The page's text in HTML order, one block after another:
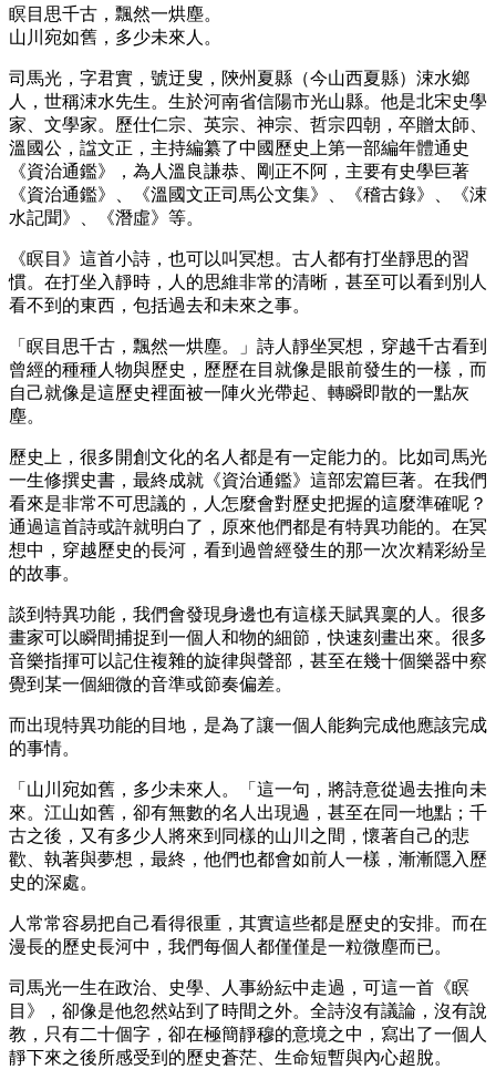
瞑目思千古，飄然一烘塵。
山川宛如舊，多少未來人。
司馬光，字君實，號迂叟，陝州夏縣（今山西夏縣）涑水鄉
人，世稱涑水先生。生於河南省信陽市光山縣。他是北宋史學
家、文學家。歷仕仁宗、英宗、神宗、哲宗四朝，卒贈太師、
溫國公，諡文正，主持編纂了中國歷史上第一部編年體通史
《資治通鑑》，為人溫良謙恭、剛正不阿，主要有史學巨著
《資治通鑑》、《溫國文正司馬公文集》、《稽古錄》、《涑
水記聞》、《潛虛》等。
《瞑目》這首小詩，也可以叫冥想。古人都有打坐靜思的習
慣。在打坐入靜時，人的思維非常的清晰，甚至可以看到別人
看不到的東西，包括過去和未來之事。
「瞑目思千古，飄然一烘塵。」詩人靜坐冥想，穿越千古看到
曾經的種種人物與歷史，歷歷在目就像是眼前發生的一樣，而
自己就像是這歷史裡面被一陣火光帶起、轉瞬即散的一點灰
塵。
歷史上，很多開創文化的名人都是有一定能力的。比如司馬光
一生修撰史書，最終成就《資治通鑑》這部宏篇巨著。在我們
看來是非常不可思議的，人怎麼會對歷史把握的這麼準確呢？
通過這首詩或許就明白了，原來他們都是有特異功能的。在冥
想中，穿越歷史的長河，看到過曾經發生的那一次次精彩紛呈
的故事。
談到特異功能，我們會發現身邊也有這樣天賦異稟的人。很多
畫家可以瞬間捕捉到一個人和物的細節，快速刻畫出來。很多
音樂指揮可以記住複雜的旋律與聲部，甚至在幾十個樂器中察
覺到某一個細微的音準或節奏偏差。
而出現特異功能的目地，是為了讓一個人能夠完成他應該完成
的事情。
「山川宛如舊，多少未來人。「這一句，將詩意從過去推向未
來。江山如舊，卻有無數的名人出現過，甚至在同一地點；千
古之後，又有多少人將來到同樣的山川之間，懷著自己的悲
歡、執著與夢想，最終，他們也都會如前人一樣，漸漸隱入歷
史的深處。
人常常容易把自己看得很重，其實這些都是歷史的安排。而在
漫長的歷史長河中，我們每個人都僅僅是一粒微塵而已。
司馬光一生在政治、史學、人事紛紜中走過，可這一首《瞑
目》，卻像是他忽然站到了時間之外。全詩沒有議論，沒有說
教，只有二十個字，卻在極簡靜穆的意境之中，寫出了一個人
靜下來之後所感受到的歷史蒼茫、生命短暫與內心超脫。